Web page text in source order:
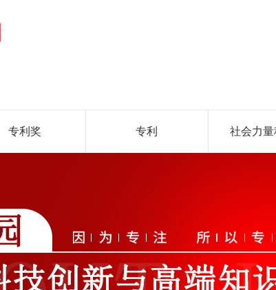
专利奖 专利 社会力